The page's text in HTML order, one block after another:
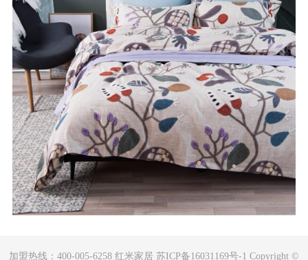
加盟热线：400-005-6258 红米家居 苏ICP备16031169号-1 Copyright ©